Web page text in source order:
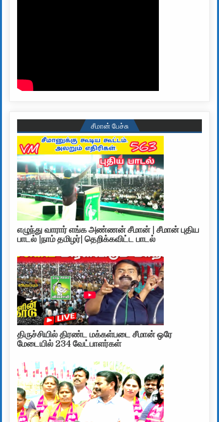
சீமான் பேச்சு
எழுந்து வாரார் எங்க அண்ணன் சீமான் | சீமான் புதிய
பாடல் |நாம் தமிழர்| தெறிக்கவிட்ட பாடல்
திருச்சியில் திரண்ட மக்கள்படை சீமான் ஒரே
மேடையில் 234 வேட்பாளர்கள்